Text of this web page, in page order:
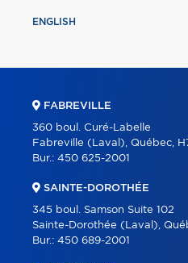
ENGLISH
FABREVILLE
360 boul. Curé-Labelle
Fabreville (Laval), Québec,
Bur.: 450 625-2001
SAINTE-DOROTHÉE
345 boul. Samson Suite 102
Sainte-Dorothée (Laval),
Bur.: 450 689-2001